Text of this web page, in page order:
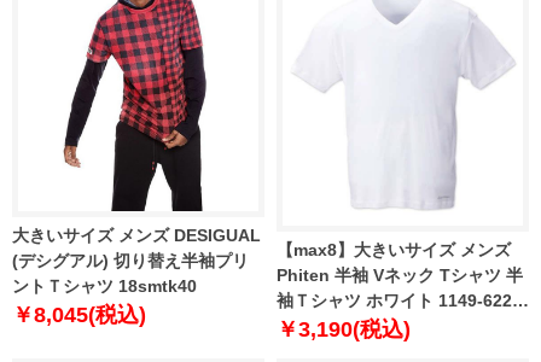
大きいサイズ メンズ DESIGUAL
(デシグアル) 切り替え半袖プリ
ントＴシャツ 18smtk40
￥8,045(税込)
【max8】大きいサイズ メンズ
Phiten 半袖 Vネック Tシャツ 半
袖Ｔシャツ ホワイト 1149-6220-
1 3L 4L 5L 6L 8L
￥3,190(税込)